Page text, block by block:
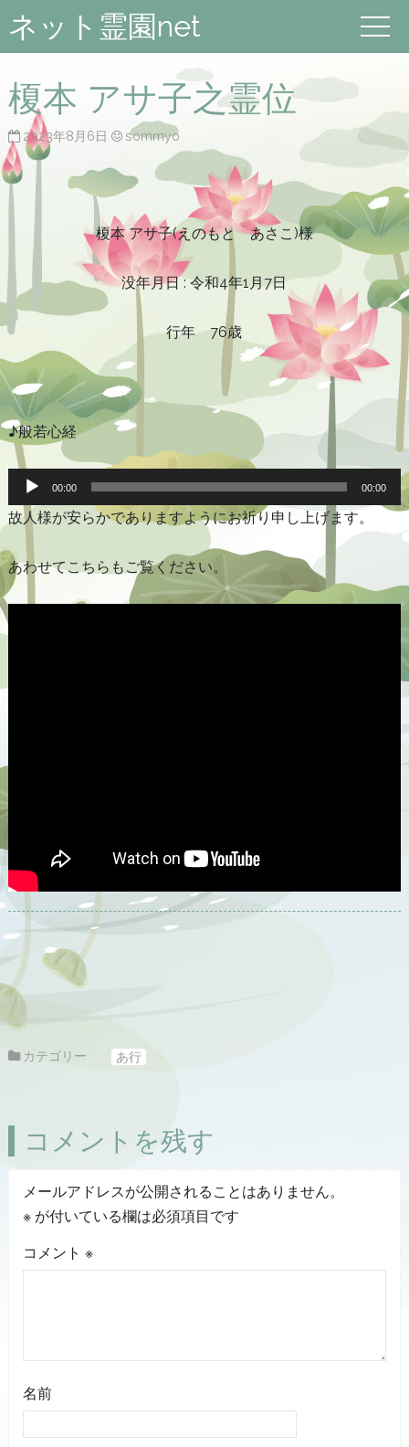
ネット霊園net
榎本 アサ子之霊位
2023年8月6日 sommyo
榎本 アサ子(えのもと あさこ)様
没年月日 : 令和4年1月7日
行年 76歳
♪般若心経
音
プ
レ
ヤ
ー
00:00 00:00
故人様が安らかでありますようにお祈り申し上げます。
あわせてこちらもご覧ください。
カテゴリー あ行
コメントを残す
メールアドレスが公開されることはありません。
※が付いている欄は必須項目です
コメント ※
名前